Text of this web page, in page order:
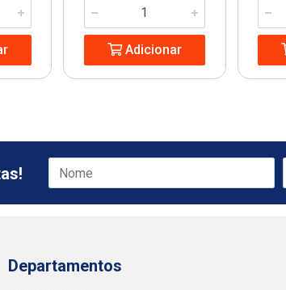
Adicionar
Departamentos